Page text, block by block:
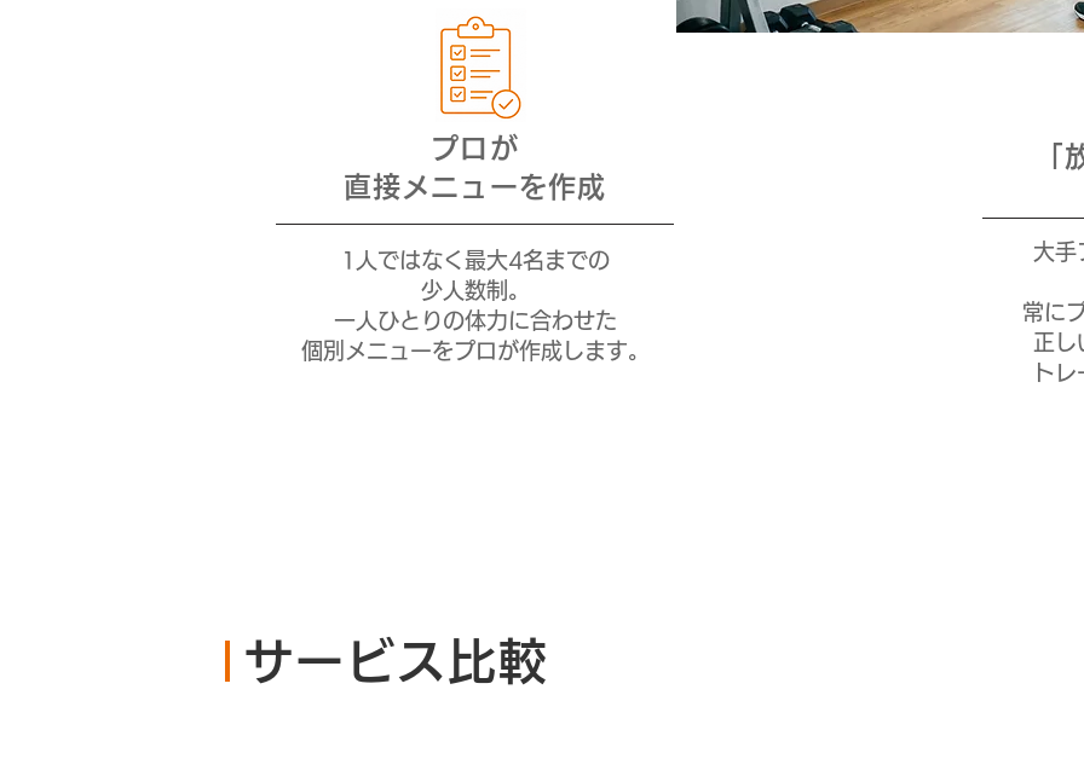
プロが
直接メニューを作成
1人ではなく最大4名までの
少人数制。
一人ひとりの体力に合わせた
個別メニューをプロが作成します。
「
大手
常に
正し
ト
サービス比較